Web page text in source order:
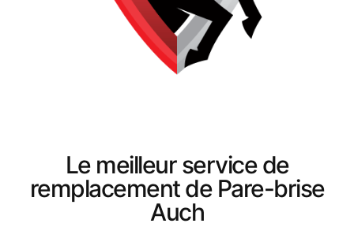
Le meilleur service de
remplacement de Pare-brise
Auch